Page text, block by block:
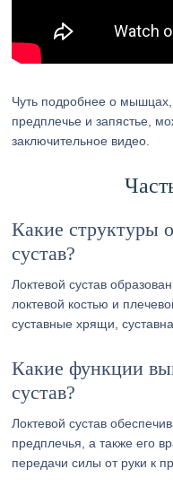
Чуть подробнее о
предплечье и запястье,
заключительное видео.
Какие структуры
сустав?
Локтевой сустав
локтевой костью и
суставные хрящи,
Какие функции
сустав?
Локтевой сустав
предплечья, а также его
передачи силы от руки к